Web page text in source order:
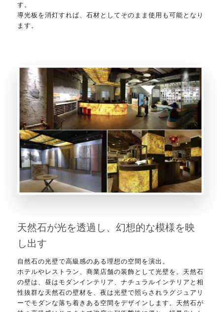
す。
導光板を消灯すれば、石材としてそのまま使用も可能となり
ます。
天然石が光を透過し、幻想的な模様を映
し出す
自然石の光壁で高級感のある理想の空間を演出。
ホテルやレストラン、商業店舗の装飾として光壁を。天然石
の壁は、昼はモダンインテリア、ナチュラルインテリアと相
性抜群な天然石の壁材を、夜は光壁で照らされラグジュアリ
ーでモダンな落ち着きある空間をデザインします。天然石が